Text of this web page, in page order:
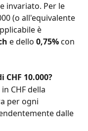
invariato. Per le
(o all'equivalente
è
e dello 0,75% con
10.000?
CHF della
per ogni
dalle